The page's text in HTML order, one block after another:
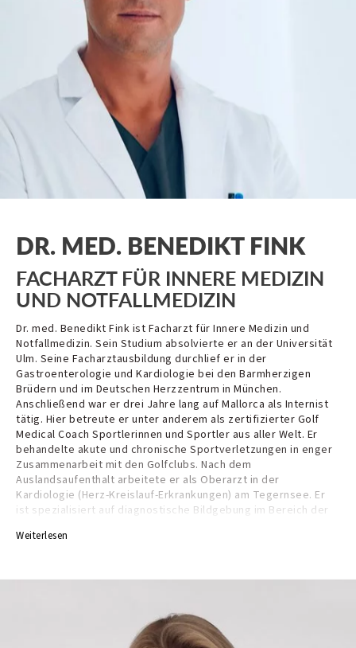
DR. MED. BENEDIKT FINK
FACHARZT FÜR INNERE MEDIZIN
UND NOTFALLMEDIZIN
Dr. med. Benedikt Fink ist Facharzt für Innere Medizin und
Notfallmedizin. Sein Studium absolvierte er an der Universität
Ulm. Seine Facharztausbildung durchlief er in der
Gastroenterologie und Kardiologie bei den Barmherzigen
Brüdern und im Deutschen Herzzentrum in München.
Anschließend war er drei Jahre lang auf Mallorca als Internist
tätig. Hier betreute er unter anderem als zertifizierter Golf
Medical Coach Sportlerinnen und Sportler aus aller Welt. Er
behandelte akute und chronische Sportverletzungen in enger
Zusammenarbeit mit den Golfclubs. Nach dem
Auslandsaufenthalt arbeitete er als Oberarzt in der
Kardiologie (Herz-Kreislauf-Erkrankungen) am Tegernsee. Er
ist spezialisiert auf diagnostische Bildgebung im Bereich der
Zusatzbezeichnung Notfallmedizin und arbeitet seither
durch. Für Letzteres wurde er von der Gesellschaft für
Hypertonie kürzlich als Hypertensiologe zertifiziert.
Weiterlesen